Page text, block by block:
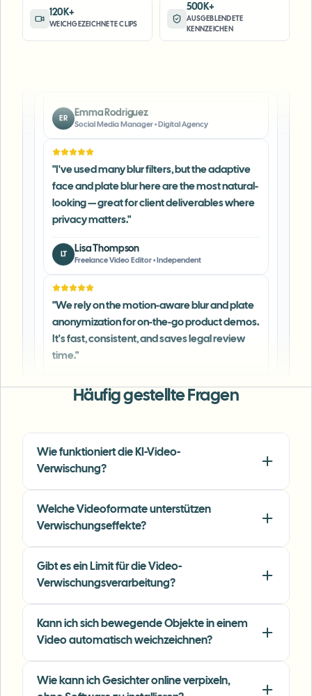
120K+
WEICHGEZEICHNETE CLIPS
500K+
AUSGEBLENDETE
KENNZEICHEN
Perfect for short-form content — selective
blur and automatic license-plate hiding
keeps posts compliant and on-brand without
"I've used many blur filters, but the adaptive
face and plate blur here are the most natural-
looking — great for client deliverables where
privacy matters."
LT
Lisa Thompson
"We rely on the motion-aware blur and plate
anonymization for on-the-go product demos.
It's fast, consistent, and saves legal review
time."
MC
Michael Chen
automatically anonymize license plates in
my vlogs.
Sarah Johnson
"Perfect for short-form content — selective
blur and automatic license-plate hiding
keeps posts compliant and on-brand without
Emma Rodriguez
Social Media Manager• Digital Agency
"I've used many blur filters, but the adaptive
Häufig gestellte Fragen
Wie funktioniert die KI-Video-
Verwischung?
Welche Videoformate unterstützen
Verwischungseffekte?
Gibt es ein Limit für die Video-
Verwischungsverarbeitung?
Kann ich sich bewegende Objekte in einem
Video automatisch weichzeichnen?
Wie kann ich Gesichter online verpixeln,